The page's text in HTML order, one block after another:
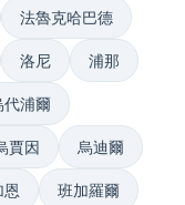
法魯克哈巴德
洛尼 浦那
代浦爾
賈因 烏迪爾
恩 班加羅爾